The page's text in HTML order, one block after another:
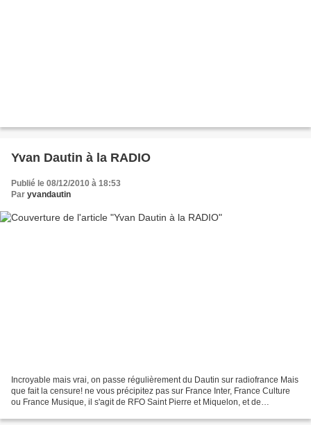
Yvan Dautin à la RADIO
Publié le 08/12/2010 à 18:53
Par yvandautin
Incroyable mais vrai, on passe régulièrement du Dautin sur radiofrance Mais
que fait la censure! ne vous précipitez pas sur France Inter, France Culture
ou France Musique, il s'agit de RFO Saint Pierre et Miquelon, et de